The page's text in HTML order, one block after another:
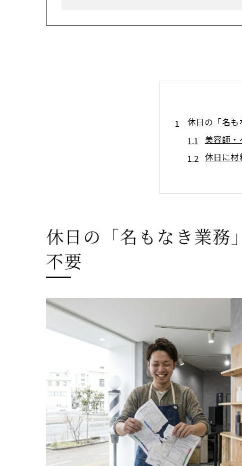
休日の「名
美容師
休日に材
美容室
美容院
材料費の「
美容師
サロン高
コスト
万が一のク
美容師
美容室
美容院
フリー
会社が守
数字との孤独
美容師
休日の「名もなき業務
不要